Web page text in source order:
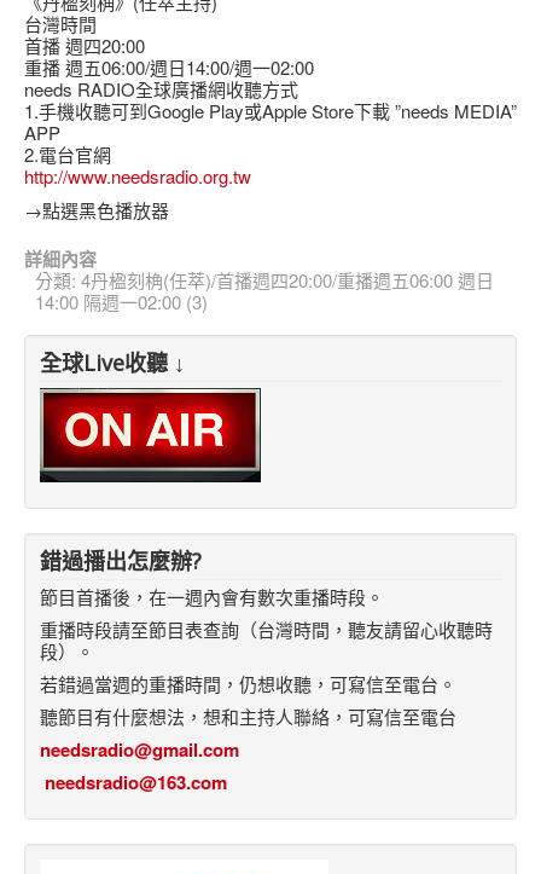
台灣時間
首播 週四20:00
重播 週五06:00/週日14:00/週一02:00
needs RADIO全球廣播網收聽方式
1.手機收聽可到Google Play或Apple Store下載 ”needs MEDIA”
APP
2.電台官網
http://www.needsradio.org.tw
→點選黑色播放器
詳細內容
分類: 4丹楹刻桷(任萃)/首播週四20:00/重播週五06:00 週日
14:00 隔週一02:00 (3)
全球Live收聽 ↓
錯過播出怎麼辦?
節目首播後，在一週內會有數次重播時段。
重播時段請至節目表查詢（台灣時間，聽友請留心收聽時
段）。
若錯過當週的重播時間，仍想收聽，可寫信至電台。
聽節目有什麼想法，想和主持人聯絡，可寫信至電台
needsradio@gmail.com
needsradio@163.com